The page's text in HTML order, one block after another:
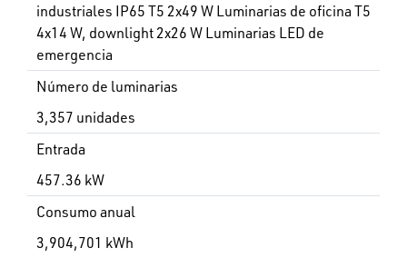
industriales IP65 T5 2x49 W Luminarias de oficina T5
4x14 W, downlight 2x26 W Luminarias LED de
emergencia
Número de luminarias
3,357 unidades
Entrada
457.36 kW
Consumo anual
3,904,701 kWh